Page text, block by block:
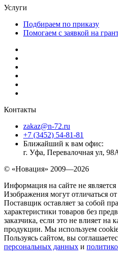
Услуги
Подбираем по приказу
Помогаем с заявкой на
Контакты
zakaz@n-72.ru
+7 (3452) 54-81-81
Ближайший к вам офис:
г. Уфа, Перевалочная ул,
© «Новация» 2009—2026
Информация на сайте не
Изображения могут отличаться
Поставщик оставляет за собой
характеристики товаров без
заказчика, если это не влияет на
продукции. Мы используем
Пользуясь сайтом, вы
персональных данных и